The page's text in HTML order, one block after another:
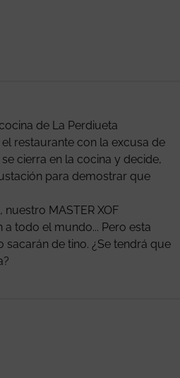
de La Perdiueta
restaurante con la excusa de
cierra en la cocina y decide,
para demostrar que
MASTER XOF
todo el mundo... Pero esta
de tino. ¿Se tendrá que